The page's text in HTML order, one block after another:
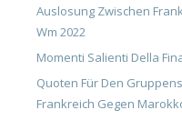
Auslosung Zwischen
Wm 2022
Momenti Salienti Della
Quoten Für Den
Frankreich Gegen